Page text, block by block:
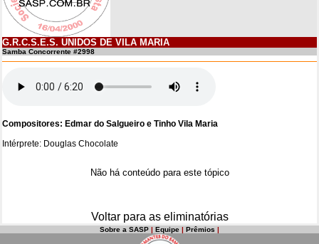
G.R.C.S.E.S. UNIDOS DE VILA MARIA
Samba Concorrente #2998
Compositores: Edmar do Salgueiro e Tinho Vila Maria
Intérprete: Douglas Chocolate
Não há conteúdo para este tópico
Voltar para as eliminatórias
Sobre a SASP | Equipe | Prêmios |